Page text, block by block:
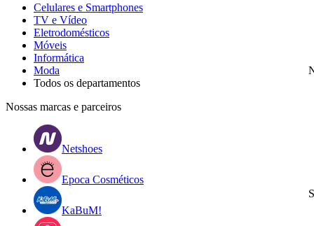
Celulares e Smartphones
TV e Vídeo
Eletrodomésticos
Móveis
Informática
Moda
Todos os departamentos
Nossas marcas e parceiros
Netshoes
Epoca Cosméticos
KaBuM!